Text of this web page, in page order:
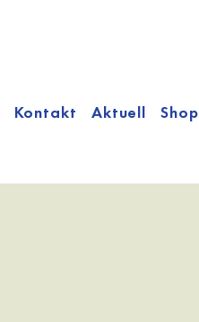
Kontakt Aktuell Shop